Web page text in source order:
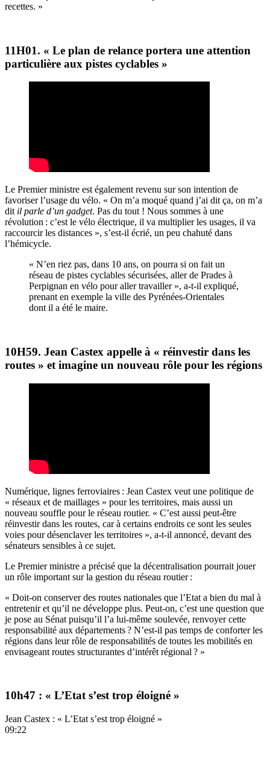
recettes. »
11H01. « Le plan de relance portera une attention
particulière aux pistes cyclables »
Le Premier ministre est également revenu sur son intention de
favoriser l’usage du vélo. « On m’a moqué quand j’ai dit ça, on m’a
dit il parle d’un gadget. Pas du tout ! Nous sommes à une
révolution : c’est le vélo électrique, il va multiplier les usages, il va
raccourcir les distances », s’est-il écrié, un peu chahuté dans
l’hémicycle.
« N’en riez pas, dans 10 ans, on pourra si on fait un
réseau de pistes cyclables sécurisées, aller de Prades à
Perpignan en vélo pour aller travailler », a-t-il expliqué,
prenant en exemple la ville des Pyrénées-Orientales
dont il a été le maire.
10H59. Jean Castex appelle à « réinvestir dans les
routes » et imagine un nouveau rôle pour les régions
Numérique, lignes ferroviaires : Jean Castex veut une politique de
« réseaux et de maillages » pour les territoires, mais aussi un
nouveau souffle pour le réseau routier. « C’est aussi peut-être
réinvestir dans les routes, car à certains endroits ce sont les seules
voies pour désenclaver les territoires », a-t-il annoncé, devant des
sénateurs sensibles à ce sujet.
Le Premier ministre a précisé que la décentralisation pourrait jouer
un rôle important sur la gestion du réseau routier :
« Doit-on conserver des routes nationales que l’Etat a bien du mal à
entretenir et qu’il ne développe plus. Peut-on, c’est une question que
je pose au Sénat puisqu’il l’a lui-même soulevée, renvoyer cette
responsabilité aux départements ? N’est-il pas temps de conforter les
régions dans leur rôle de responsabilités de toutes les mobilités en
envisageant routes structurantes d’intérêt régional ? »
10h47 : « L’Etat s’est trop éloigné »
Jean Castex : « L’Etat s’est trop éloigné »
09:22